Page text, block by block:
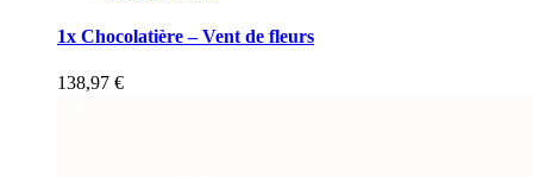
1x Chocolatière – Vent de fleurs
138,97 €